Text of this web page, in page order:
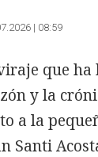
| 08:59
que ha
y la
a la
Santi